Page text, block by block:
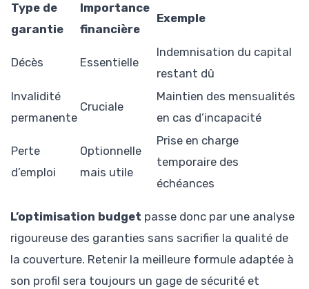
Type de
garantie
Importance
financière
Exemple
Décès Essentielle
Indemnisation du capital
restant dû
Invalidité
permanente
Cruciale
Maintien des mensualités
en cas d’incapacité
Perte
d’emploi
Optionnelle
mais utile
Prise en charge
temporaire des
échéances
L’optimisation budget passe donc par une analyse
rigoureuse des garanties sans sacrifier la qualité de
la couverture. Retenir la meilleure formule adaptée à
son profil sera toujours un gage de sécurité et